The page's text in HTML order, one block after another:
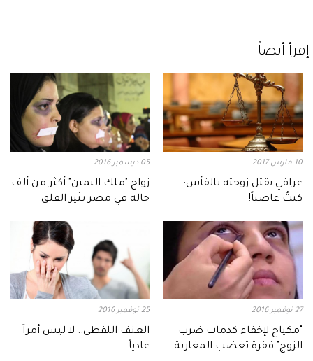
إقرأ أيضاً
10 مارس 2017
عراقي يقتل زوجته بالفأس:
كنتُ غاضباً!
05 ديسمبر 2016
زواج "ملك اليمين" أكثر من ألف
حالة في مصر تثير القلق
27 نوفمبر 2016
"مكياج لإخفاء كدمات ضرب
الزوج" فقرة تغضب المغاربة
25 نوفمبر 2016
العنف اللفظي.. لا ليس أمراً
عادياً